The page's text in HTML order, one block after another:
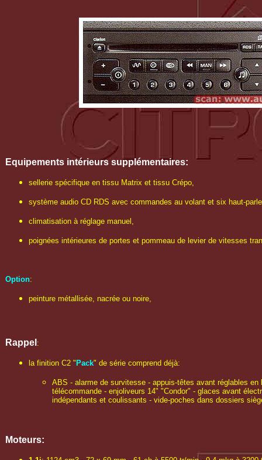
Equipements intérieurs supplémentaires:
sellerie spécifique en tissu Matrix et tissu Crépo,
système audio CD RDS avec commandes au volant et six haut-
climatisation à réglage manuel,
poignées intérieures de portes et pommeau de levier de vitesses
Option:
peinture métallisée, nacrée ou noire,
Rappel :
la finition C2 " Pack" de série comprend déjà:
ABS - alarme de survitesse - appuis-têtes avant réglables
télécommande - enjoliveurs 14" "Condor" - glaces avant
indépendants et coulissants - vide-poches dans dossiers
Moteurs: